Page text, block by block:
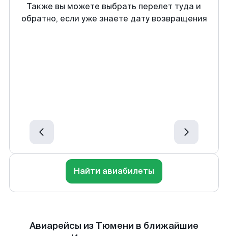
Также вы можете выбрать перелет туда и
обратно, если уже знаете дату возвращения
Найти авиабилеты
Авиарейсы из Тюмени в ближайшие